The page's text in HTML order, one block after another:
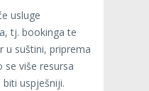
usluge
tj. bookinga te
u suštini, priprema
se više resursa
uspješniji.